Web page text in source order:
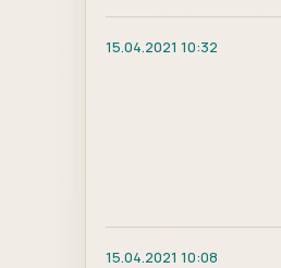
15.04.2021 10:32
15.04.2021 10:08